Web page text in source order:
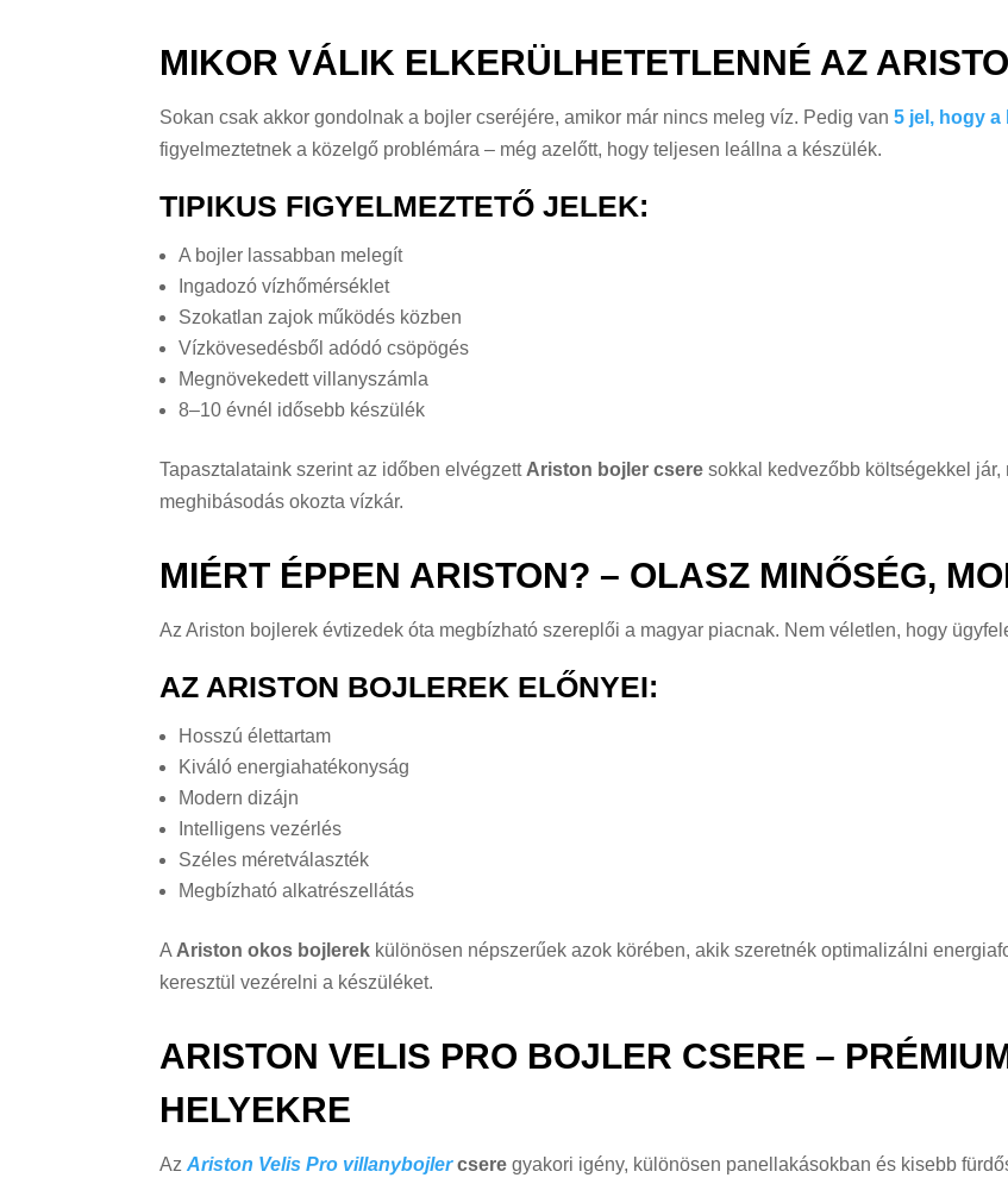
MIKOR VÁLIK ELKERÜLHETETLENNÉ AZ
Sokan csak akkor gondolnak a bojler cseréjére, amikor már nincs meleg víz. Pedig van5 jel, hogy a
figyelmeztetnek a közelgő problémára – még azelőtt, hogy teljesen leállna a készülék.
TIPIKUS FIGYELMEZTETŐ JELEK:
A bojler lassabban melegít
Ingadozó vízhőmérséklet
Szokatlan zajok működés közben
Vízkövesedésből adódó csöpögés
Megnövekedett villanyszámla
8–10 évnél idősebb készülék
Tapasztalataink szerint az időben elvégzett Ariston bojler csere sokkal kedvezőbb költségekkel
meghibásodás okozta vízkár.
MIÉRT ÉPPEN ARISTON? – OLASZ MINŐSÉG,
Az Ariston bojlerek évtizedek óta megbízható szereplői a magyar piacnak. Nem véletlen, hogy
AZ ARISTON BOJLEREK ELŐNYEI:
Hosszú élettartam
Kiváló energiahatékonyság
Modern dizájn
Intelligens vezérlés
Széles méretválaszték
Megbízható alkatrészellátás
A Ariston okos bojlerek különösen népszerűek azok körében, akik szeretnék optimalizálni
keresztül vezérelni a készüléket.
ARISTON VELIS PRO BOJLER CSERE –
HELYEKRE
AzAriston Velis Pro villanybojlercsere gyakori igény, különösen panellakásokban és kisebb